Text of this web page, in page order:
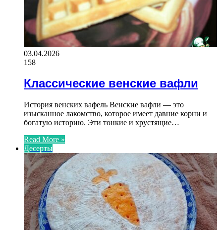
03.04.2026
158
Классические венские вафли
История венских вафель Венские вафли — это
изысканное лакомство, которое имеет давние корни и
богатую историю. Эти тонкие и хрустящие…
Read More »
Десерты